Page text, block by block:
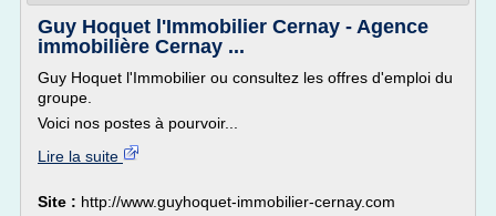
Guy Hoquet l'Immobilier Cernay - Agence
immobilière Cernay ...
Guy Hoquet l'Immobilier ou consultez les offres d'emploi du
groupe.
Voici nos postes à pourvoir...
Lire la suite
Site : http://www.guyhoquet-immobilier-cernay.com